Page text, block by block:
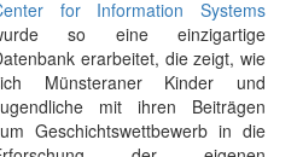
for Information Systems
so eine einzigartige
erarbeitet, die zeigt, wie
Münsteraner Kinder und
mit ihren Beiträgen
Geschichtswettbewerb in die